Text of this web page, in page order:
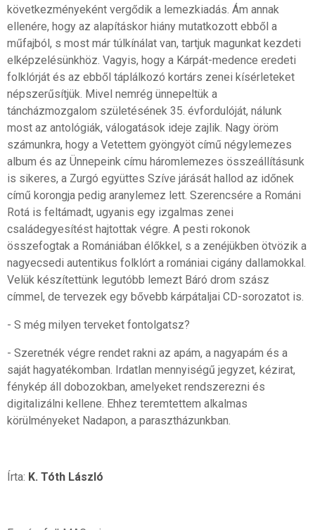
következményeként vergődik a lemezkiadás. Ám annak
ellenére, hogy az alapításkor hiány mutatkozott ebből a
műfajból, s most már túlkínálat van, tartjuk magunkat kezdeti
elképzelésünkhöz. Vagyis, hogy a Kárpát-medence eredeti
folklórját és az ebből táplálkozó kortárs zenei kísérleteket
népszerűsítjük. Mivel nemrég ünnepeltük a
táncházmozgalom születésének 35. évfordulóját, nálunk
most az antológiák, válogatások ideje zajlik. Nagy öröm
számunkra, hogy a Vetettem gyöngyöt című négylemezes
album és az Ünnepeink címu háromlemezes összeállításunk
is sikeres, a Zurgó együttes Szíve járását hallod az időnek
című korongja pedig aranylemez lett. Szerencsére a Románi
Rotá is feltámadt, ugyanis egy izgalmas zenei
családegyesítést hajtottak végre. A pesti rokonok
összefogtak a Romániában élőkkel, s a zenéjükben ötvözik a
nagyecsedi autentikus folklórt a romániai cigány dallamokkal.
Velük készítettünk legutóbb lemezt Báró drom szász
címmel, de tervezek egy bővebb kárpátaljai CD-sorozatot is.
- S még milyen terveket fontolgatsz?
- Szeretnék végre rendet rakni az apám, a nagyapám és a
saját hagyatékomban. Irdatlan mennyiségű jegyzet, kézirat,
fénykép áll dobozokban, amelyeket rendszerezni és
digitalizálni kellene. Ehhez teremtettem alkalmas
körülményeket Nadapon, a parasztházunkban.
Írta: K. Tóth László